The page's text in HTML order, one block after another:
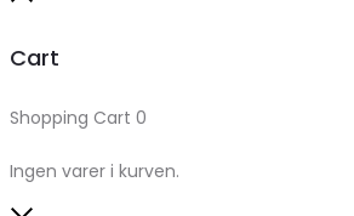
Cart
Shopping Cart 0
Ingen varer i kurven.